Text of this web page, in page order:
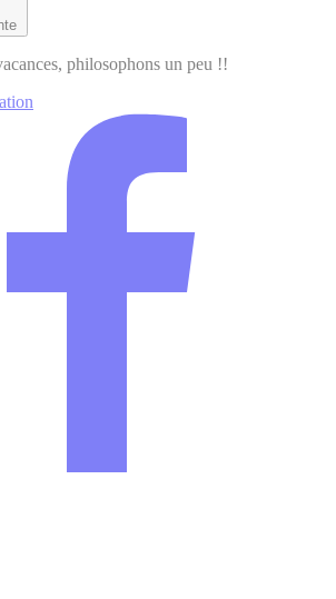
philosophons un peu !!